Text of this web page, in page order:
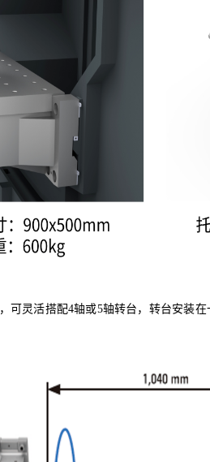
，可灵活搭配4轴或5轴转台，转台安装